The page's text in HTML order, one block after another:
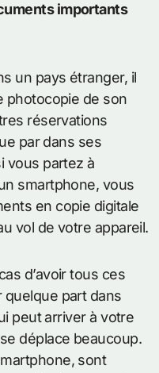
importants
un pays étranger, il
photocopie de son
réservations
par dans ses
vous partez à
smartphone, vous
en copie digitale
vol de votre appareil.
d’avoir tous ces
part dans
peut arriver à votre
déplace beaucoup.
sont